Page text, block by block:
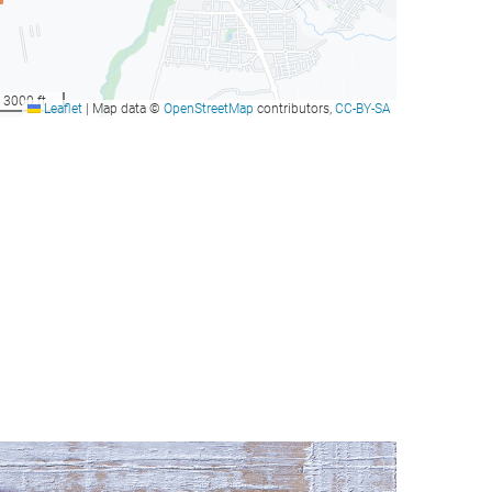
3000 ftLeaflet Map data © OpenStreetMap contributors, CC-BY-SA